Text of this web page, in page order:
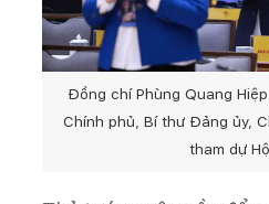
Đồng chí Phùng Quang
Chính phủ, Bí thư Đảng ủy,
tham dự